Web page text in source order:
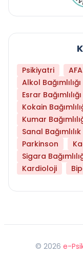
Psikiyatri
Alkol Bağımlılığı
Esrar Bağımlılığı
Kokain
Kumar
Sanal Bağımlılık
Parkinson
Sigara
Kardioloji
© 2026 e-